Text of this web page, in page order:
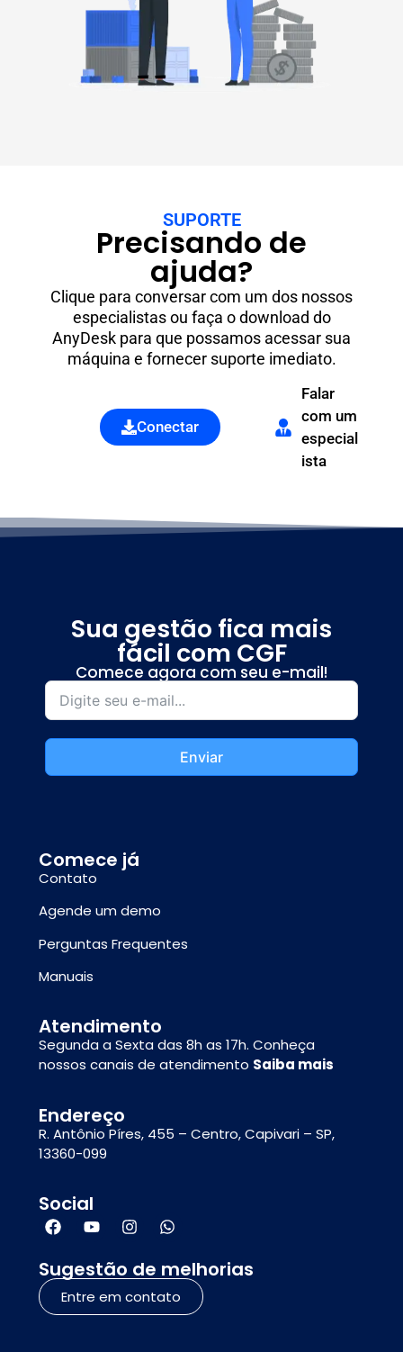
SUPORTE
Precisando de
ajuda?
Clique para conversar com um dos nossos
especialistas ou faça o download do
AnyDesk para que possamos acessar sua
máquina e fornecer suporte imediato.
Conectar
Falar
com um
especial
ista
Sua gestão fica mais
fácil com CGF
Comece agora com seu e-mail!
Enviar
Comece já
Contato
Agende um demo
Perguntas Frequentes
Manuais
Atendimento
Segunda a Sexta das 8h as 17h. Conheça
nossos canais de atendimento Saiba mais
Endereço
R. Antônio Píres, 455 – Centro, Capivari – SP,
13360-099
Social
Sugestão de melhorias
Entre em contato